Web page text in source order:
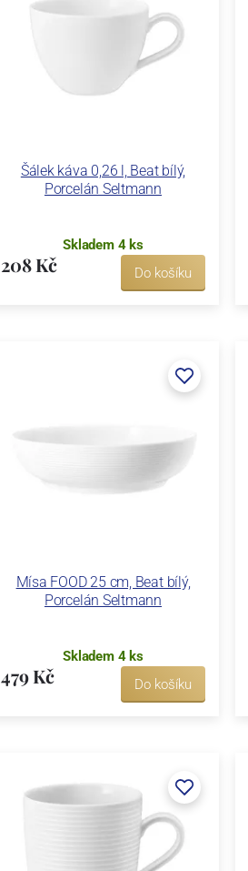
Šálek káva 0,26 l, Beat bílý,
Porcelán Seltmann
Skladem 4 ks
208 Kč Do košíku
Mísa FOOD 25 cm, Beat bílý,
Porcelán Seltmann
Skladem 4 ks
479 Kč Do košíku